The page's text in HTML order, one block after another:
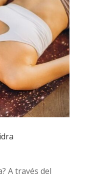
A través del